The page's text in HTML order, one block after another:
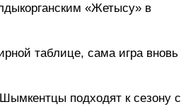
«Жетысу» в
таблице, сама игра вновь
подходят к сезону с